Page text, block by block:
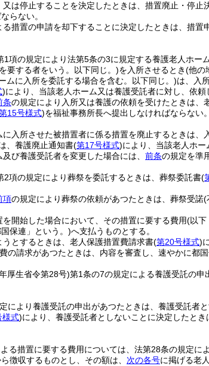
は停止することを決定したときは、措置廃止・停止
らない。
る措置の申請を却下することに決定したときは、措置
項の規定により法第5条の3に規定する養護老人ホー
要する者をいう。以下同じ。)を入所させるとき(他の
ムに入所を委託する場合を含む。以下同じ。)は、入
)により、当該老人ホーム又は養護受託者に対し、依頼
条の規定により入所又は養護の依頼を受けたときは、
15号様式)を福祉事務所長へ提出しなければならない。
入所させた被措置者に係る措置を廃止するときは、
、養護廃止通知書(第17号様式)により、当該老人ホー
び養護受託者を変更した場合には、 前条の規定を準
2項の規定により葬祭を委託するときは、葬祭委託書(
項の規定により葬祭の依頼があつたときは、葬祭受諾(
開始した場合において、その措置に要する費用(以下
保連」という。)へ支払うものとする。
とするときは、老人保護措置費請求書(第20号様式)
の請求があつたときは、内容を審査し、速やかに都
厚生省令第28号)第1条の7の規定による養護受託の申
により養護受託の申出があつたときは、養護受託者
様式)により、養護受託者としないことに決定したと
る措置に要する費用については、法第28条の規定に
徴収するものとし、その額は、 次の各号に掲げる老